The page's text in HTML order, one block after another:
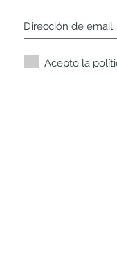
Acepto la